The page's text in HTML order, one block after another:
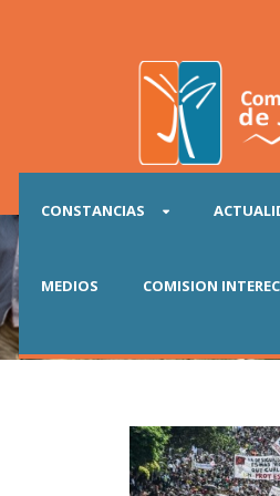
CONSTANCIAS
MEDIOS COMISION